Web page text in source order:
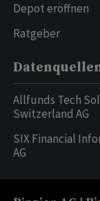
Depot eröffnen
Ratgeber
Allfunds Tech
Switzerland AG
SIX Financial
AG